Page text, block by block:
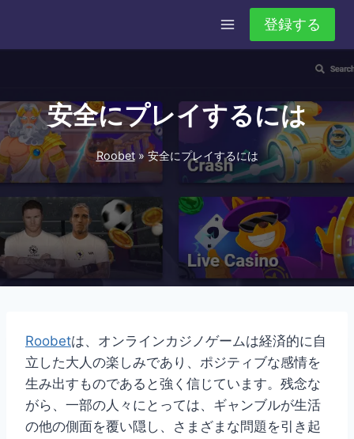
を
ッ
プ
登録する
安全にプレイするには
Roobet»安全にプレイするには
Roobetは、オンラインカジノゲームは経済的に自
立した大人の楽しみであり、ポジティブな感情を
生み出すものであると強く信じています。残念な
がら、一部の人々にとっては、ギャンブルが生活
の他の側面を覆い隠し、さまざまな問題を引き起